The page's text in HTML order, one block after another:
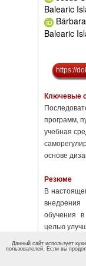
Balearic
Balearic
https://
Ключевые
программ,
учебная
основе
Резюме
В
обучения
целью
Данный сайт использует
пользователей. Если вы